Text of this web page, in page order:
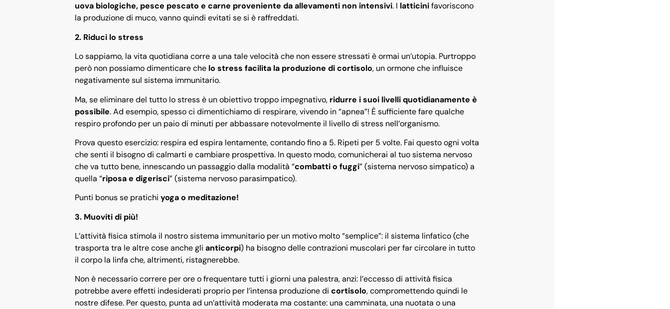
uova biologiche, pesce pescato e carne proveniente da allevamenti non intensivi. I latticinifavoriscono
la produzione di muco, vanno quindi evitati se si è raffreddati.
2. Riduci lo stress
Lo sappiamo, la vita quotidiana corre a una tale velocità che non essere stressati è ormai un’utopia. Purtroppo
però non possiamo dimenticare che lo stress facilita la produzione di cortisolo, un ormone che influisce
negativamente sul sistema immunitario.
Ma, se eliminare del tutto lo stress è un obiettivo troppo impegnativo, ridurre i suoi livelli quotidianamente è
possibile. Ad esempio, spesso ci dimentichiamo di respirare, vivendo in “apnea”! È sufficiente fare qualche
respiro profondo per un paio di minuti per abbassare notevolmente il livello di stress nell’organismo.
Prova questo esercizio: respira ed espira lentamente, contando fino a 5. Ripeti per 5 volte. Fai questo ogni volta
che senti il bisogno di calmarti e cambiare prospettiva. In questo modo, comunicherai al tuo sistema nervoso
che va tutto bene, innescando un passaggio dalla modalità “combatti o fuggi” (sistema nervoso simpatico) a
quella “riposa e digerisci” (sistema nervoso parasimpatico).
Punti bonus se pratichi yoga o meditazione!
3. Muoviti di più!
L’attività fisica stimola il nostro sistema immunitario per un motivo molto “semplice”: il sistema linfatico (che
trasporta tra le altre cose anche gli anticorpi) ha bisogno delle contrazioni muscolari per far circolare in tutto
il corpo la linfa che, altrimenti, ristagnerebbe.
Non è necessario correre per ore o frequentare tutti i giorni una palestra, anzi: l’eccesso di attività fisica
potrebbe avere effetti indesiderati proprio per l’intensa produzione di cortisolo, compromettendo quindi le
nostre difese. Per questo, punta ad un’attività moderata ma costante: una camminata, una nuotata o una